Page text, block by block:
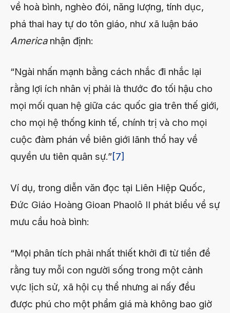
về hoà bình, nghèo đói, năng lượng, tính dục,
phá thai hay tự do tôn giáo, như xã luận báo
America nhận định:
“Ngài nhấn mạnh bằng cách nhắc đi nhắc lại
rằng lợi ích nhân vị phải là thước đo tối hậu cho
mọi mối quan hệ giữa các quốc gia trên thế giới,
cho mọi hệ thống kinh tế, chính trị và cho mọi
cuộc đàm phán về biên giới lãnh thổ hay về
quyền ưu tiên quân sự.”[7]
Ví dụ, trong diễn văn đọc tại Liên Hiệp Quốc,
Đức Giáo Hoàng Gioan Phaolô II phát biểu về sự
mưu cầu hoà bình:
“Mọi phân tích phải nhất thiết khởi đi từ tiền đề
rằng tuy mỗi con người sống trong một cảnh
vực lịch sử, xã hội cụ thể nhưng ai nấy đều
được phú cho một phẩm giá mà không bao giờ